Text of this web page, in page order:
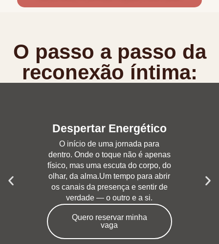
O passo a passo da
reconexão íntima:
Despertar Energético
O início de uma jornada para
dentro. Onde o toque não é apenas
físico, mas uma escuta do corpo, do
olhar, da alma.Um tempo para abrir
os canais da presença e sentir de
verdade — o outro e a si.
Quero reservar minha
vaga